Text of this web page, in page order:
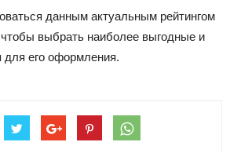
данным актуальным рейтингом
чтобы выбрать наиболее выгодные и
его оформления.